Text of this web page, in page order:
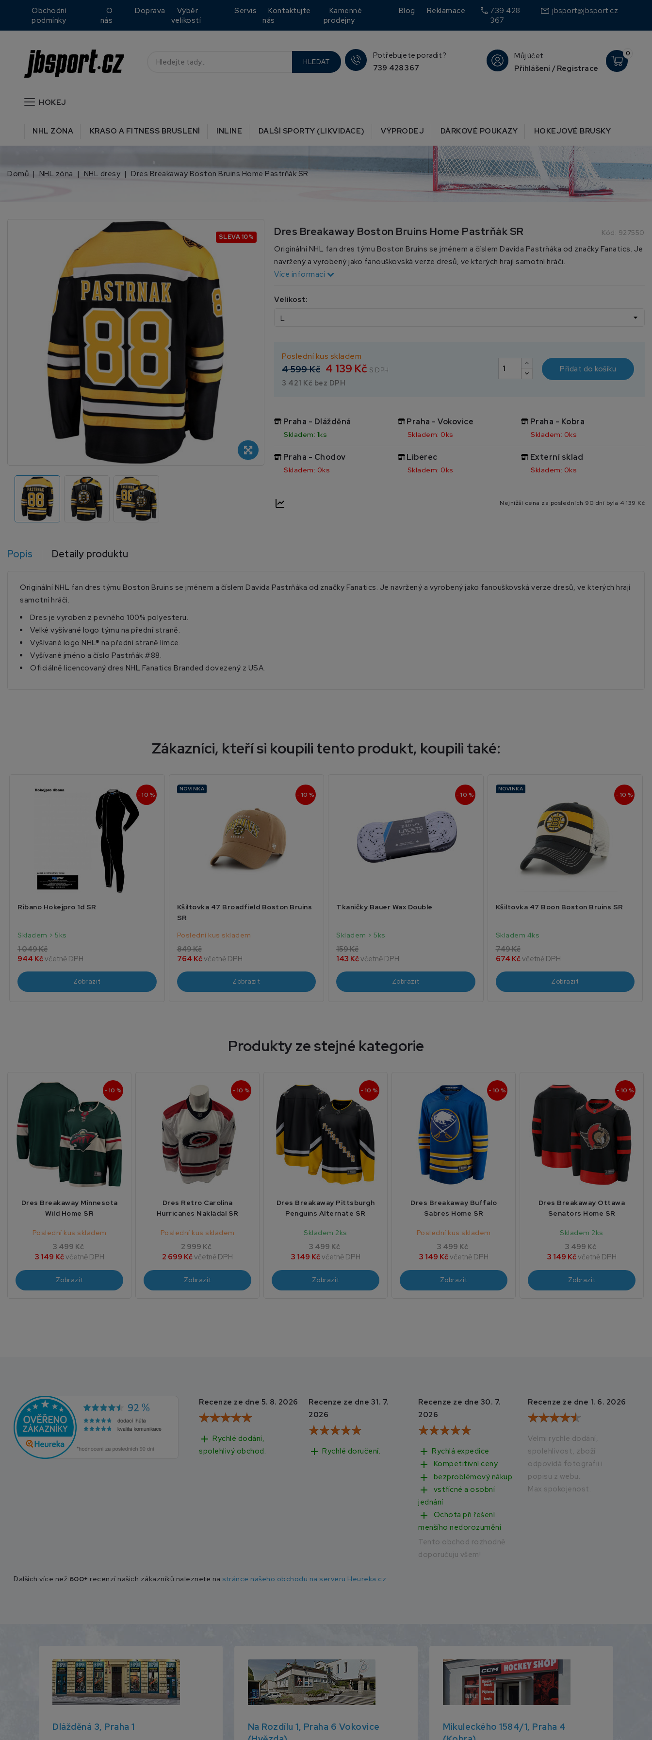
Obchodní
podmínky
O
nás
Doprava
Výběr
velikostí
Servis
Kontaktujte
nás
Kamenné
prodejny
Blog Reklamace call 739 428
367
jbsport@jbsport.cz
0
Můj účet
Přihlášení / Registrace
HLEDAT
Potřebujete poradit?
739 428 367
HOKEJ
NHL ZÓNA KRASO A FITNESS BRUSLENÍ INLINE DALŠÍ SPORTY (LIKVIDACE) VÝPRODEJ DÁRKOVÉ POUKAZY HOKEJOVÉ BRUSKY
Domů NHL zóna NHL dresy Dres Breakaway Boston Bruins Home Pastrňák SR
SLEVA 10% Dres Breakaway Boston Bruins Home Pastrňák SR Kód: 927550
Originální NHL fan dres týmu Boston Bruins se jménem a číslem Davida Pastrňáka od značky Fanatics. Je
navržený a vyrobený jako fanouškovská verze dresů, ve kterých hrají samotní hráči.
Více informací
Velikost:
Poslední kus skladem
4 599 Kč 4 139 Kč S DPH
3 421 Kč bez DPH
Přidat do košíku
Praha - Dlážděná
Skladem: 1ks
Praha - Vokovice
Skladem: 0ks
Praha - Kobra
Skladem: 0ks
Praha - Chodov
Skladem: 0ks
Liberec
Skladem: 0ks
Externí sklad
Skladem: 0ks
Nejnižší cena za posledních 90 dní byla 4 139 Kč
Popis Detaily produktu
Originální NHL fan dres týmu Boston Bruins se jménem a číslem Davida Pastrňáka od značky Fanatics. Je navržený a vyrobený jako fanouškovská verze dresů, ve kterých hrají
samotní hráči.
Dres je vyroben z pevného 100% polyesteru.
Velké vyšívané logo týmu na přední straně.
Vyšívané logo NHL® na přední straně límce.
Vyšívané jméno a číslo Pastrňák #88.
Oficiálně licencovaný dres NHL Fanatics Branded dovezený z USA.
Zákazníci, kteří si koupili tento produkt, koupili také:
- 10 %
Ribano Hokejpro 1d SR
Skladem > 5ks
1 049 Kč
944 Kčvčetně DPH
Zobrazit
NOVINKA
- 10 %
Kšiltovka 47 Broadfield Boston Bruins
SR
Poslední kus skladem
849 Kč
764 Kčvčetně DPH
Zobrazit
- 10 %
Tkaničky Bauer Wax Double
Skladem > 5ks
159 Kč
143 Kčvčetně DPH
Zobrazit
NOVINKA
- 10 %
Kšiltovka 47 Boon Boston Bruins SR
Skladem 4ks
749 Kč
674 Kčvčetně DPH
Zobrazit
Produkty ze stejné kategorie
- 10 %
Dres Breakaway Minnesota
Wild Home SR
Poslední kus skladem
3 499 Kč
3 149 Kčvčetně DPH
Zobrazit
- 10 %
Dres Retro Carolina
Hurricanes Nakládal SR
Poslední kus skladem
2 999 Kč
2 699 Kčvčetně DPH
Zobrazit
- 10 %
Dres Breakaway Pittsburgh
Penguins Alternate SR
Skladem 2ks
3 499 Kč
3 149 Kčvčetně DPH
Zobrazit
- 10 %
Dres Breakaway Buffalo
Sabres Home SR
Poslední kus skladem
3 499 Kč
3 149 Kčvčetně DPH
Zobrazit
- 10 %
Dres Breakaway Ottawa
Senators Home SR
Skladem 2ks
3 499 Kč
3 149 Kčvčetně DPH
Zobrazit
Recenze ze dne 5. 8. 2026
add Rychlé dodání,
spolehlivý obchod.
Recenze ze dne 31. 7.
2026
add Rychlé doručení.
Recenze ze dne 30. 7.
2026
add Rychlá expedice
add Kompetitivní ceny
add bezproblémový nákup
add
vstřícné a osobní
jednání
add
Ochota při řešení
menšího nedorozumění
Tento obchod rozhodně
doporučuju všem!
Recenze ze dne 1. 6. 2026
Velmi rychle dodání,
spolehlivost, zboží
odpovídá fotografii i
popisu z webu.
Max.spokojenost.
Dalších více než 600+ recenzí našich zákazníků naleznete na stránce našeho obchodu na serveru Heureka.cz.
Dlážděná 3, Praha 1
Na Rozdílu 1, Praha 6 Vokovice
Mikuleckého 1584/1, Praha 4